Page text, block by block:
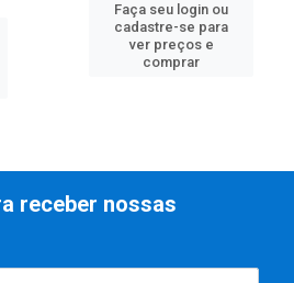
Faça seu login ou
cadastre-se para
ver preços e
comprar
receber nossas